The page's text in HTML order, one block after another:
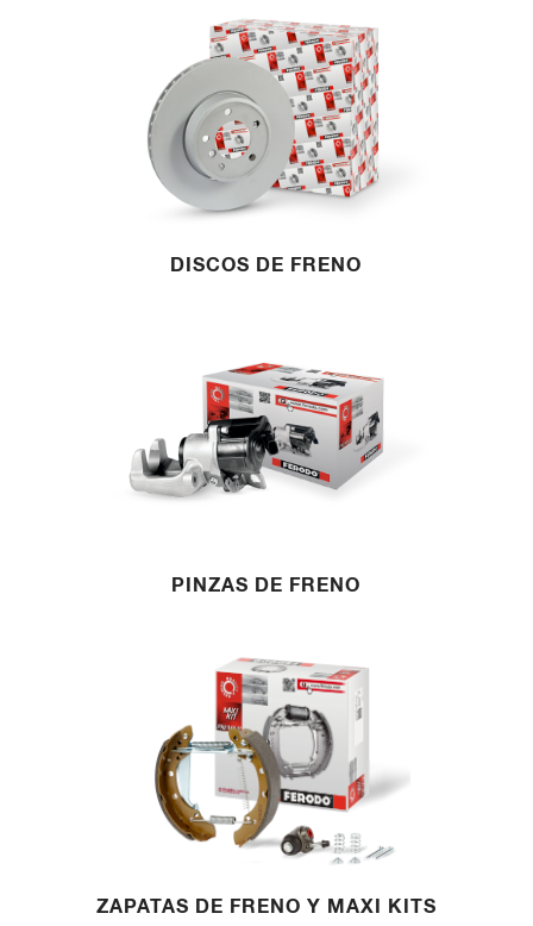
DISCOS DE FRENO
PINZAS DE FRENO
ZAPATAS DE FRENO Y MAXI KITS